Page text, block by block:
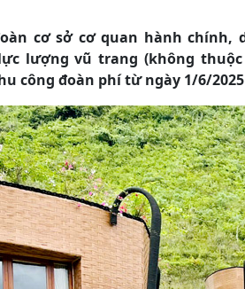
cơ sở cơ quan hành chính,
lượng vũ trang (không
công đoàn phí từ ngày 1/6/